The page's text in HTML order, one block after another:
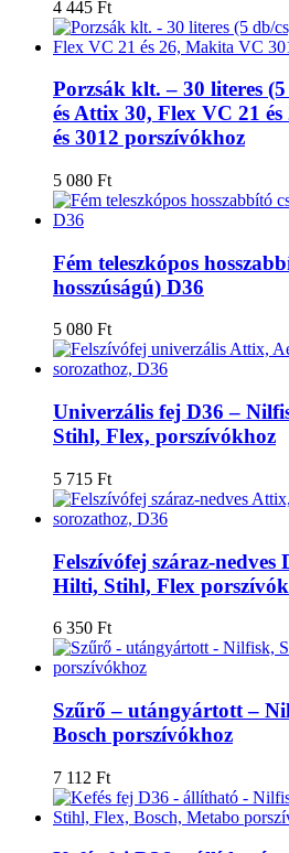
4 445 Ft
Porzsák klt. – 30 literes
és Attix 30, Flex VC 21
és 3012 porszívókhoz
5 080 Ft
Fém teleszkópos
hosszúságú) D36
5 080 Ft
Univerzális fej D36 –
Stihl, Flex, porszívókhoz
5 715 Ft
Felszívófej száraz-
Hilti, Stihl, Flex
6 350 Ft
Szűrő – utángyártott –
Bosch porszívókhoz
7 112 Ft